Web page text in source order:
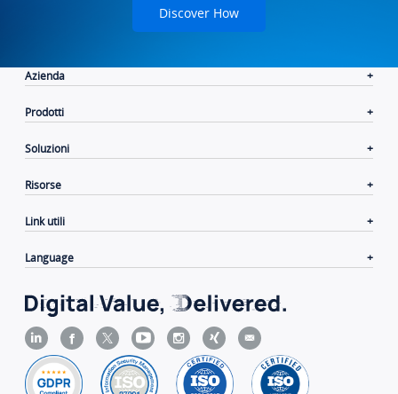
Grow the Next Power
Celebrating 20 years of leadership in business
communications, Yeastar doesn’t just build easy-first UC
platforms; we build growth engines for service providers.
Prodotti
Soluzioni